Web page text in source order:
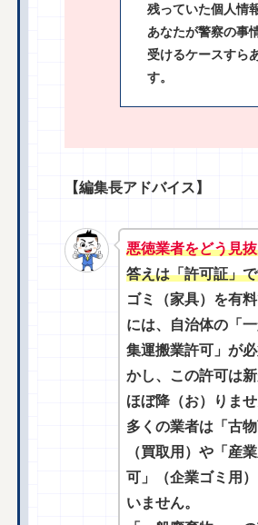
残っていた個人情
あなたが警察の事
受けるケースすら
す。
【編集長アドバイス】
悪徳業者をどう見
答えは「許可証」
ゴミ（家具）を有
には、自治体の「
集運搬業許可」が
かし、この許可は
ほぼ降（お）りませ
多くの業者は「古物
（買取用）や「産
可」（企業ゴミ用
いません。